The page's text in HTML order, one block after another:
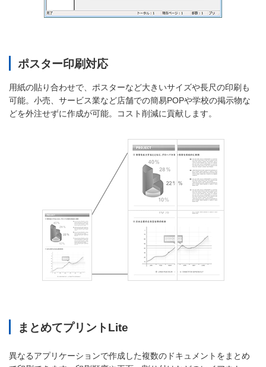
ポスター印刷対応
用紙の貼り合わせで、ポスターなど大きいサイズや長尺の印刷も
可能。小売、サービス業など店舗での簡易POPや学校の掲示物な
どを外注せずに作成が可能。コスト削減に貢献します。
まとめてプリントLite
異なるアプリケーションで作成した複数のドキュメントをまとめ